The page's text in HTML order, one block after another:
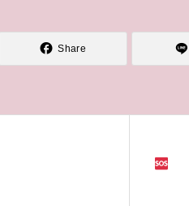
Share